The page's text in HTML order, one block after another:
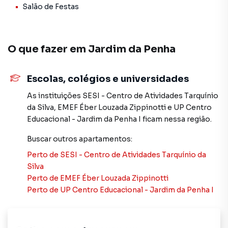
planta em Jardim da Penha e em outras regiões de Vitória.
Negocie seu imóvel de forma totalmente online, com
consegue comprar ou alugar um imóvel em Vitória mesmo
não estando na cidade e com a praticidade de fazer tudo
online, direto do seu computador ou smartphone. Nós
criamos soluções inovadoras para simplificar a relação de
proprietários, inquilinos e compradores com o mercado
imobiliário.
Anuncie seu imóvel! É fácil, rápido e gratuito! A Vitoria
Imóveis é uma imobiliária digital com imóveis em diversas
Salão de Festas
O que fazer em Jardim da Penha
Escolas, colégios e universidades
As instituições SESI - Centro de Atividades Tarquínio
da Silva, EMEF Éber Louzada Zippinottie UP Centro
Educacional - Jardim da Penha I ficam nessa região.
Buscar outros apartamentos:
Perto de SESI - Centro de Atividades Tarquínio da
Silva
Perto de EMEF Éber Louzada Zippinotti
Perto de UP Centro Educacional - Jardim da Penha I